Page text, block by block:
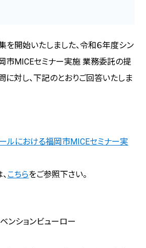
を開始いたしました、令和６年度シン
市MICEセミナー実施 業務委託の提
に対し、下記のとおりご回答いたしま
ルにおける福岡市MICEセミナー実
こちらをご参照下さい。
ンションビューロー